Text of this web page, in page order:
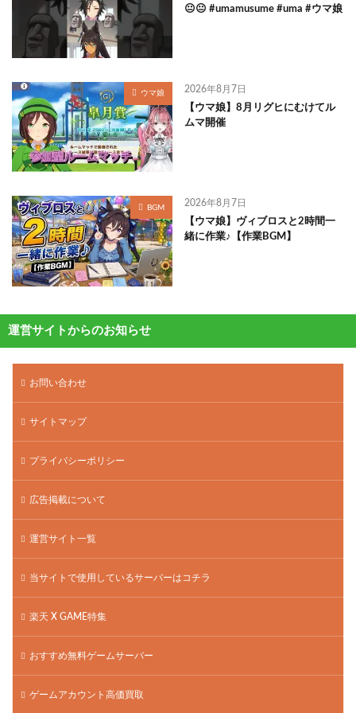
😐😐 #umamusume #uma #ウマ娘
ウマ娘 2026年8月7日
【ウマ娘】8月リグヒにむけてル
ムマ開催
BGM 2026年8月7日
【ウマ娘】ヴィブロスと2時間一
緒に作業♪【作業BGM】
運営サイトからのお知らせ
お問い合わせ
サイトマップ
プライバシーポリシー
広告掲載について
運営サイト一覧
当サイトで使用しているサーバーはコチラ
楽天 X GAME特集
おすすめ無料ゲームサーバー
ゲームアカウント高価買取